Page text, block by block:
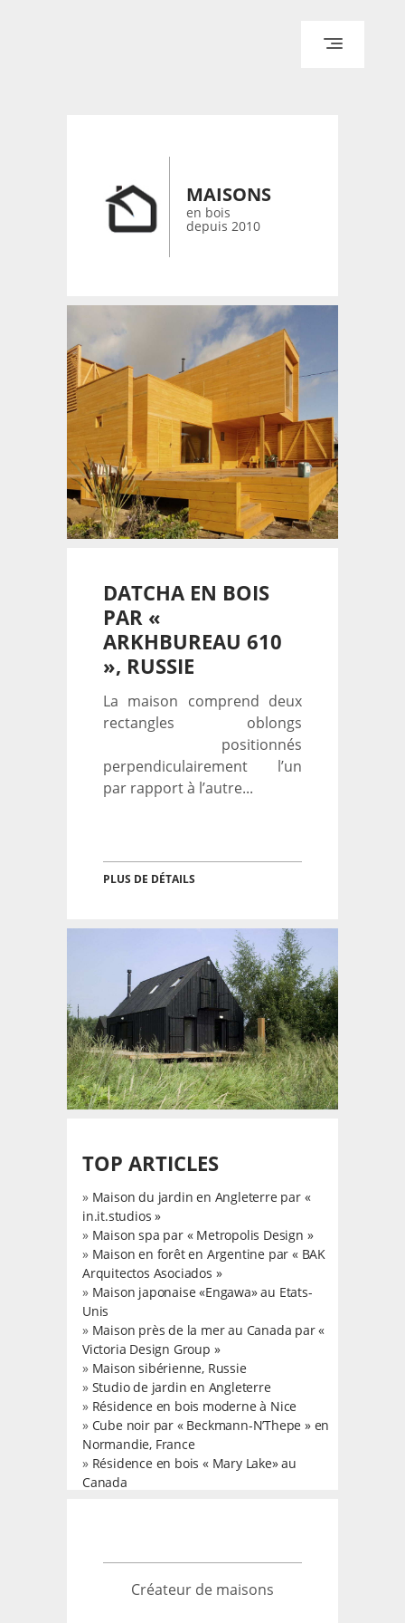
CONTACT
MAISONS
en bois
depuis 2010
DATCHA EN BOIS
PAR «
ARKHBUREAU 610
», RUSSIE
La maison comprend deux
rectangles oblongs
positionnés
perpendiculairement l’un
par rapport à l’autre...
PLUS DE DÉTAILS
TOP ARTICLES
» Maison du jardin en Angleterre par «
in.it.studios »
» Maison spa par « Metropolis Design »
» Maison en forêt en Argentine par « BAK
Arquitectos Asociados »
» Maison japonaise «Engawa» au Etats-
Unis
» Maison près de la mer au Canada par «
Victoria Design Group »
» Maison sibérienne, Russie
» Studio de jardin en Angleterre
» Résidence en bois moderne à Nice
» Cube noir par « Beckmann-N’Thepe » en
Normandie, France
» Résidence en bois « Mary Lake» au
Canada
Créateur de maisons